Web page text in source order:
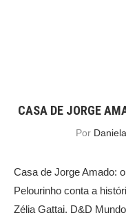
CASA DE JORGE
Por
Casa de Jorge Amado:
Pelourinho conta a
Zélia Gattai. D&D